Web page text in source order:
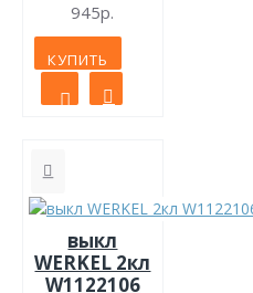
945р.
КУПИТЬ
выкл
WERKEL 2кл
W1122106